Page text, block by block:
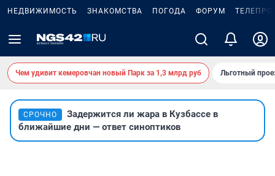
НЕДВИЖИМОСТЬ ЗНАКОМСТВА ПОГОДА ФОРУМ
Чем удивит кемеровчан новый Парк за 1,3 млрд руб Льготный
СРОЧНО
Задержится ли жара в Кузбассе в
ближайшие дни — ответ синоптиков